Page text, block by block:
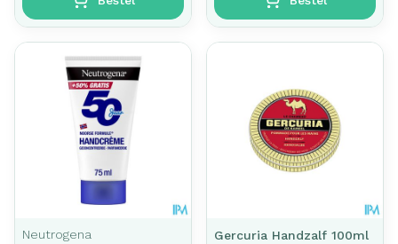
Neutrogena
Gercuria Handzalf 100ml